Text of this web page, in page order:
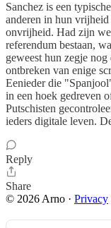
Sanchez is een
anderen in hun
onvrijheid. Had zijn
referendum bestaan,
geweest hun zegje
ontbreken van enige
Eenieder die
in een hoek gedreven
Putschisten
ieders digitale leven.
Reply
Share
© 2026 Arno · Privacy